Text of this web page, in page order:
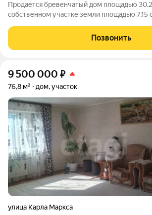
Продается бревенчатый дом площадью
собственном участке земли площадью 7,15
качественный ремонт, что обеспечивает
проживание без необходимости вложений.
Позвонить
9 500 000 ₽
76,8 м² дом, участок
улица Карла Маркса